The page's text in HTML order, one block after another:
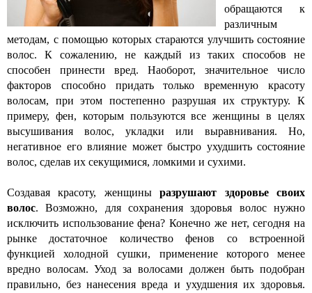
обращаются к
различным
методам, с помощью которых стараются улучшить состояние
волос. К сожалению, не каждый из таких способов не
способен принести вред. Наоборот, значительное число
факторов способно придать только временную красоту
волосам, при этом постепенно разрушая их структуру. К
примеру, фен, которым пользуются все женщины в целях
высушивания волос, укладки или выравнивания. Но,
негативное его влияние может быстро ухудшить состояние
волос, сделав их секущимися, ломкими и сухими.
Создавая красоту, женщиныразрушают здоровье своих
волос. Возможно, для сохранения здоровья волос нужно
исключить использование фена? Конечно же нет, сегодня на
рынке достаточное количество фенов со встроенной
функцией холодной сушки, применение которого менее
вредно волосам. Уход за волосами должен быть подобран
правильно, без нанесения вреда и ухудшения их здоровья.